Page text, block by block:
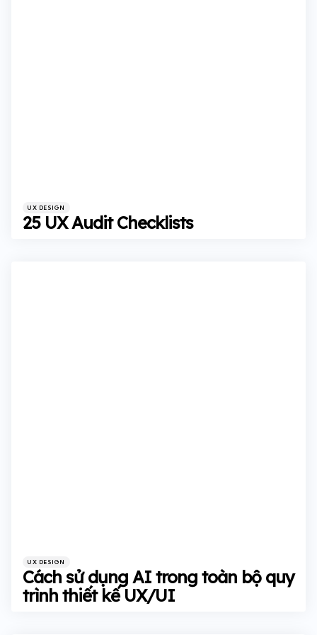
Categories
Posted
in
UX DESIGN
25 UX Audit Checklists
Categories
Posted
in
UX DESIGN
Cách sử dụng AI trong toàn bộ quy
trình thiết kế UX/UI